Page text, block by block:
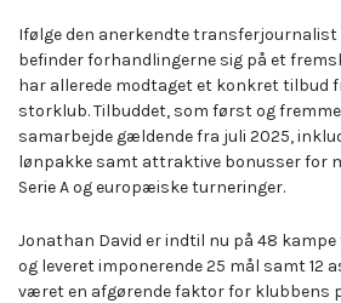
Ifølge den anerkendte transferjournalist
befinder forhandlingerne sig på et
har allerede modtaget et konkret tilbud
storklub. Tilbuddet, som først og
samarbejde gældende fra juli 2025,
lønpakke samt attraktive bonusser for
Serie A og europæiske turneringer.
Jonathan David er indtil nu på 48 kampe
og leveret imponerende 25 mål samt 12
været en afgørende faktor for klubbens